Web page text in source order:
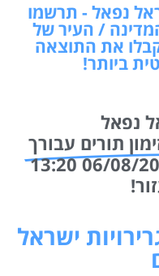
נפאל - תרשמו
/ העיר של
את התוצאה
ביותר!
נפאל
תורים עבורך
המידע נכון לתאריך: 06/08/2026 13:20
ישראל